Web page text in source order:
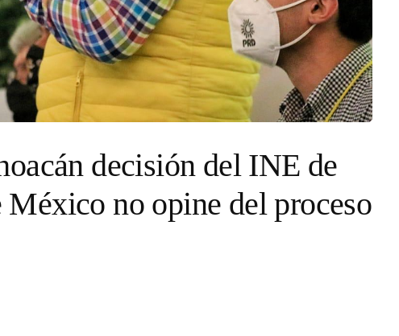
decisión del INE de
México no opine del proceso